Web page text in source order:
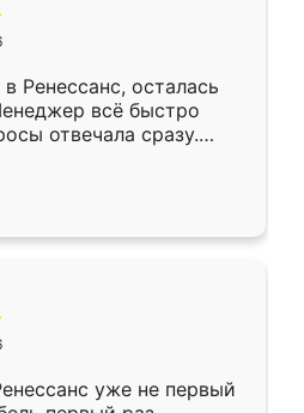
Ренессанс, осталась
всё быстро
отвечала сразу.
субботу, подошёл к
Собрали
аккуратно, даже
уже не первый